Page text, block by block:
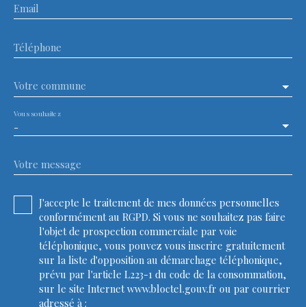
Email
Téléphone
Votre commune
-
Vous souhaitez
Votre message
J'accepte le traitement de mes données personnelles
conformément au RGPD. Si vous ne souhaitez pas faire
l'objet de prospection commerciale par voie
téléphonique, vous pouvez vous inscrire gratuitement
sur la liste d'opposition au démarchage téléphonique,
prévu par l'article L223-1 du code de la consommation,
sur le site Internet www.bloctel.gouv.fr ou par courrier
adressé à :